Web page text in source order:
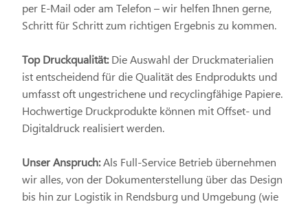
per E-Mail oder am Telefon – wir helfen Ihnen gerne,
Schritt für Schritt zum richtigen Ergebnis zu kommen.
Top Druckqualität:Die Auswahl der Druckmaterialien
ist entscheidend für die Qualität des Endprodukts und
umfasst oft ungestrichene und recyclingfähige Papiere.
Hochwertige Druckprodukte können mit Offset- und
Digitaldruck realisiert werden.
Unser Anspruch:Als Full-Service Betrieb übernehmen
wir alles, von der Dokumenterstellung über das Design
bis hin zur Logistik in Rendsburg und Umgebung (wie